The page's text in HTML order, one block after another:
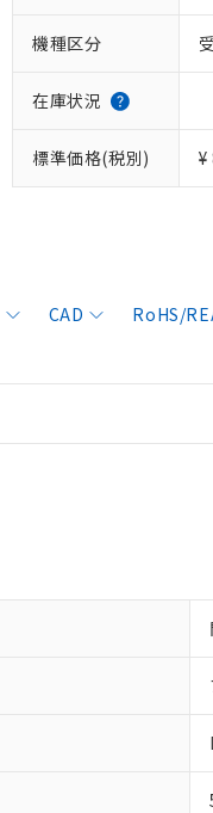
機種区分
在庫状況
標準価格(税別) ¥
CAD RoHS/